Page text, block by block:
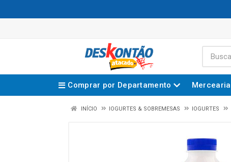
Comprar por Departamento Mercearia
INÍCIO IOGURTES & SOBREMESAS IOGURTES